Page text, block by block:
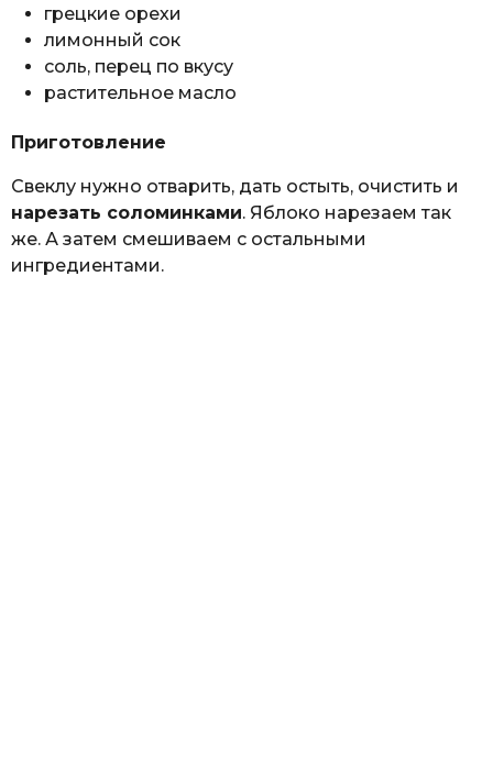
грецкие орехи
лимонный сок
соль, перец по вкусу
растительное масло
Приготовление
Свеклу нужно отварить, дать остыть, очистить и
нарезать соломинками. Яблоко нарезаем так
же. А затем смешиваем с остальными
ингредиентами.